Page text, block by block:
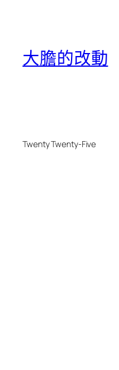
大膽的改動
Twenty Twenty-Five